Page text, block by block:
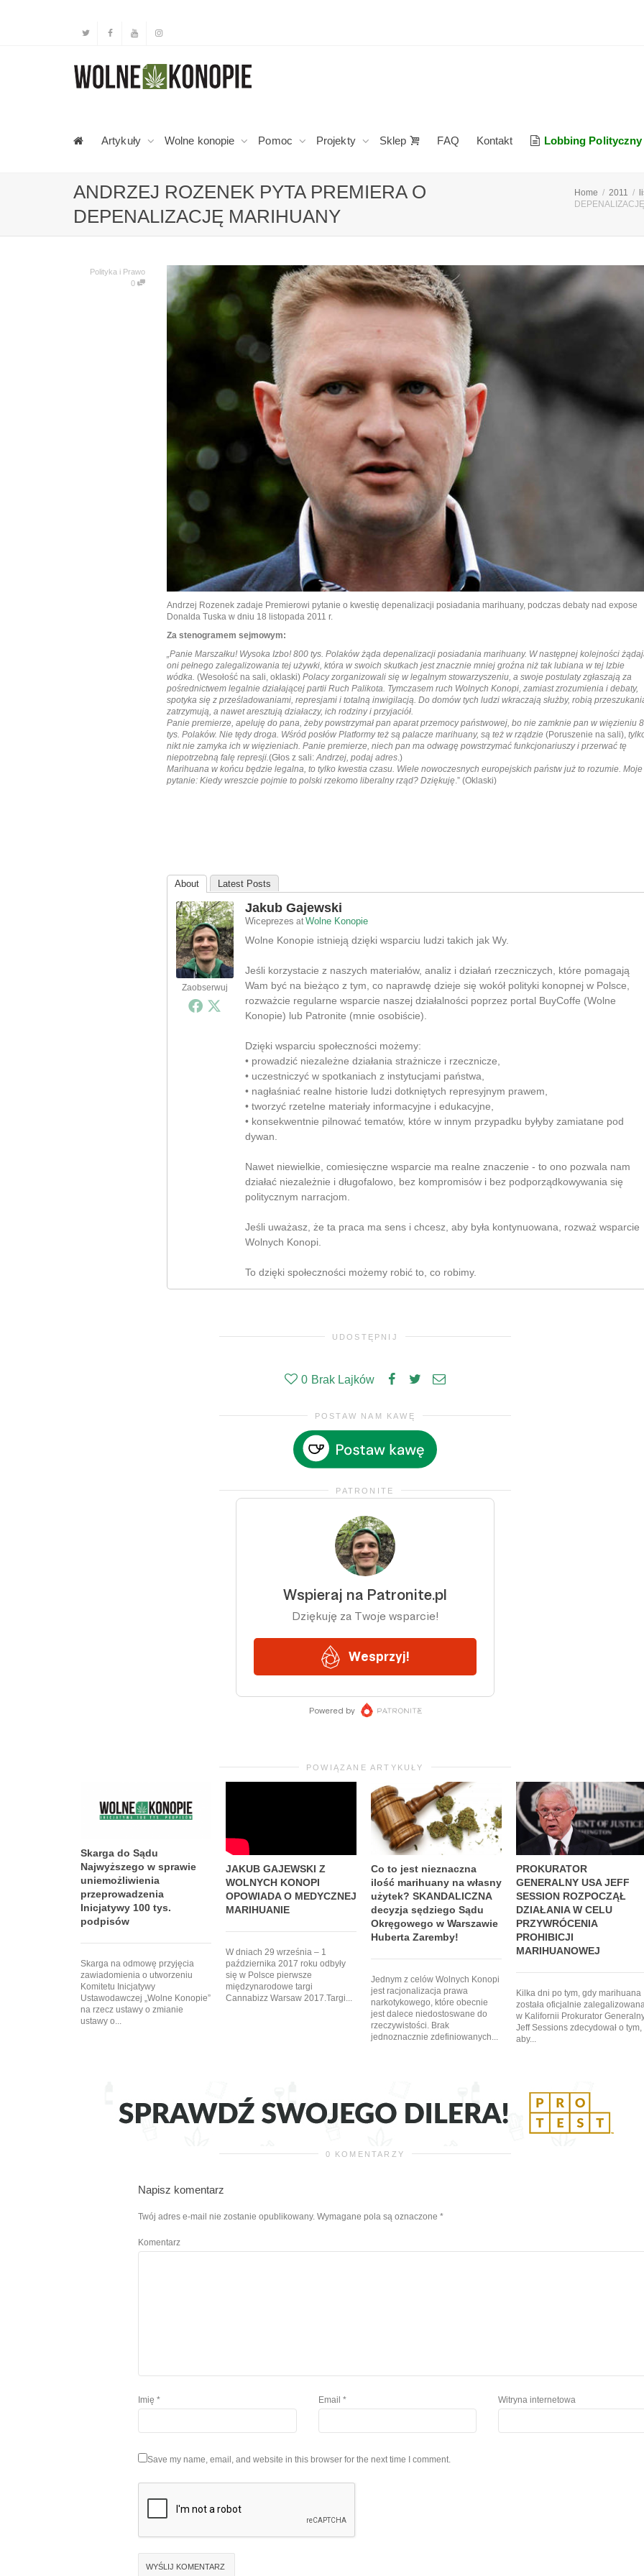
Artykuły Wolne konopie Pomoc Projekty Sklep FAQ Kontakt Lobbing Polityczny
ANDRZEJ ROZENEK PYTA PREMIERA O
DEPENALIZACJĘ MARIHUANY
Home 2011
Polityka i Prawo
0
Andrzej Rozenek zadaje Premierowi pytanie o kwestię depenalizacji posiadania marihuany, podczas debaty nad expose
Donalda Tuska w dniu 18 listopada 2011 r.
Za stenogramem sejmowym:
„Panie Marszałku! Wysoka Izbo! 800 tys. Polaków żąda depenalizacji posiadania marihuany. W następnej kolejności
oni pełnego zalegalizowania tej używki, która w swoich skutkach jest znacznie mniej groźna niż tak lubiana w tej Izbie
wódka. (Wesołość na sali, oklaski) Polacy zorganizowali się w legalnym stowarzyszeniu, a swoje postulaty zgłaszają za
pośrednictwem legalnie działającej partii Ruch Palikota. Tymczasem ruch Wolnych Konopi, zamiast zrozumienia i debaty,
spotyka się z prześladowaniami, represjami i totalną inwigilacją. Do domów tych ludzi wkraczają służby, robią
zatrzymują, a nawet aresztują działaczy, ich rodziny i przyjaciół.
Panie premierze, apeluję do pana, żeby powstrzymał pan aparat przemocy państwowej, bo nie zamknie pan w więzieniu
tys. Polaków. Nie tędy droga. Wśród posłów Platformy też są palacze marihuany, są też w rządzie (Poruszenie na sali),
nikt nie zamyka ich w więzieniach. Panie premierze, niech pan ma odwagę powstrzymać funkcjonariuszy i przerwać tę
niepotrzebną falę represji.(Głos z sali:Andrzej, podaj adres.)
Marihuana w końcu będzie legalna, to tylko kwestia czasu. Wiele nowoczesnych europejskich państw już to rozumie. Moje
pytanie: Kiedy wreszcie pojmie to polski rzekomo liberalny rząd? Dziękuję.” (Oklaski)
About Latest Posts
Zaobserwuj
Jakub Gajewski
Wiceprezes atWolne Konopie
Wolne Konopie istnieją dzięki wsparciu ludzi takich jak Wy.
Jeśli korzystacie z naszych materiałów, analiz i działań rzeczniczych, które pomagają
Wam być na bieżąco z tym, co naprawdę dzieje się wokół polityki konopnej w Polsce,
rozważcie regularne wsparcie naszej działalności poprzez portal BuyCoffe (Wolne
Konopie) lub Patronite (mnie osobiście).
Dzięki wsparciu społeczności możemy:
• prowadzić niezależne działania strażnicze i rzecznicze,
• uczestniczyć w spotkaniach z instytucjami państwa,
• nagłaśniać realne historie ludzi dotkniętych represyjnym prawem,
• tworzyć rzetelne materiały informacyjne i edukacyjne,
• konsekwentnie pilnować tematów, które w innym przypadku byłyby zamiatane pod
dywan.
Nawet niewielkie, comiesięczne wsparcie ma realne znaczenie - to ono pozwala nam
działać niezależnie i długofalowo, bez kompromisów i bez podporządkowywania się
politycznym narracjom.
Jeśli uważasz, że ta praca ma sens i chcesz, aby była kontynuowana, rozważ wsparcie
Wolnych Konopi.
To dzięki społeczności możemy robić to, co robimy.
UDOSTĘPNIJ
0 Brak Lajków
POSTAW NAM KAWĘ
PATRONITE
POWIĄZANE ARTYKUŁY
Skarga do Sądu
Najwyższego w sprawie
uniemożliwienia
przeprowadzenia
Inicjatywy 100 tys.
podpisów
Skarga na odmowę przyjęcia
zawiadomienia o utworzeniu
Komitetu Inicjatywy
Ustawodawczej „Wolne Konopie”
na rzecz ustawy o zmianie
ustawy o...
JAKUB GAJEWSKI Z
WOLNYCH KONOPI
OPOWIADA O MEDYCZNEJ
MARIHUANIE
W dniach 29 września – 1
października 2017 roku odbyły
się w Polsce pierwsze
międzynarodowe targi
Cannabizz Warsaw 2017.Targi...
Co to jest nieznaczna
ilość marihuany na własny
użytek? SKANDALICZNA
decyzja sędziego Sądu
Okręgowego w Warszawie
Huberta Zaremby!
Jednym z celów Wolnych Konopi
jest racjonalizacja prawa
narkotykowego, które obecnie
jest dalece niedostoswane do
rzeczywistości. Brak
jednoznacznie zdefiniowanych...
PROKURATOR
GENERALNY USA JEFF
SESSION ROZPOCZĄŁ
DZIAŁANIA W CELU
PRZYWRÓCENIA
PROHIBICJI
MARIHUANOWEJ
Kilka dni po tym, gdy marihuana
została oficjalnie
w Kalifornii Prokurator
Jeff Sessions zdecydował o tym,
aby...
0 KOMENTARZY
Napisz komentarz
Twój adres e-mail nie zostanie opublikowany. Wymagane pola są oznaczone *
Komentarz
Imię * Email * Witryna internetowa
Save my name, email, and website in this browser for the next time I comment.